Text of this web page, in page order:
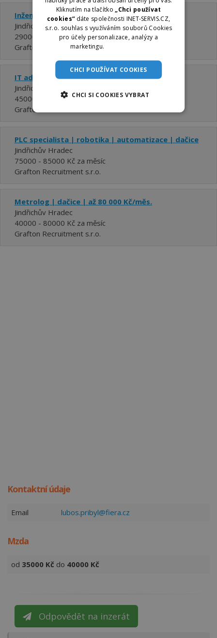
Inženýr kvality | automotive | dačice
Jindřichův Hradec
29000 - 45000 Kč za měsíc
Grafton Recruitment s.r.o.
IT administrátor/ka | dačice
Jindřichův Hradec
45000 - 60000 Kč za měsíc
Grafton Recruitment s.r.o.
PLC specialista | robotika | automatizace | dačice
Jindřichův Hradec
75000 - 85000 Kč za měsíc
Grafton Recruitment s.r.o.
Metrolog | dačice | až 80 000 Kč/měs.
Jindřichův Hradec
40000 - 80000 Kč za měsíc
Grafton Recruitment s.r.o.
Kontaktní údaje
Email lubos.pribyl@fiera.cz
Mzda
od 35000 Kč do 40000 Kč
Odpovědět na inzerát
Kliknutím na tlačítko„Chci používat
cookies“ dáte společnosti INET-SERVIS.CZ,
s.r.o. souhlas s využíváním souborů Cookies
pro účely personalizace, analýzy a
marketingu.
CHCI POUŽÍVAT COOKIES
CHCI SI COOKIES VYBRAT